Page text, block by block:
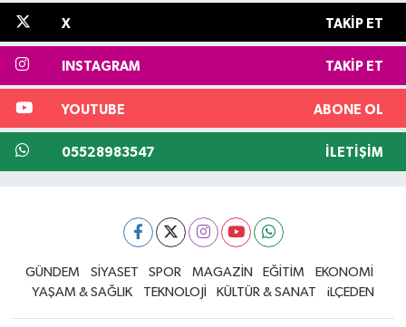
X TAKIP ET
INSTAGRAM TAKIP ET
YOUTUBE ABONE OL
05528983547 İLETIŞIM
GÜNDEM SİYASET SPOR MAGAZİN EĞİTİM
EKONOMİ
YAŞAM & SAĞLIK
TEKNOLOJİ KÜLTÜR & SANAT iLÇEDEN